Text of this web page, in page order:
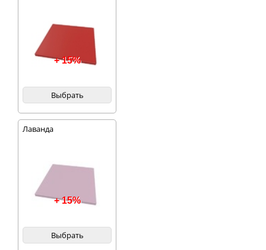
+ 15%
Выбрать
Лаванда
+ 15%
Выбрать